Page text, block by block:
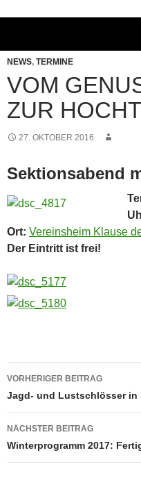
NEWS, TERMINE
VOM
ZUR
27. OKTOBER 2016
Sektionsabend
Ort: Vereinsheim Klause
Der Eintritt ist frei!
VORHERIGER BEITRAG
Jagd- und Lustschlösser in
NÄCHSTER BEITRAG
Winterprogramm 2017: